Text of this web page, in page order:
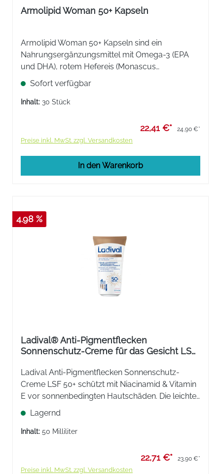
Armolipid Woman 50+ Kapseln
Armolipid Woman 50+ Kapseln sind ein
Nahrungsergänzungsmittel mit Omega-3 (EPA
und DHA), rotem Hefereis (Monascus
purpureus), Folsäure, Vitamin B6, Coenzym Q10
und Astaxanthinreichem Oleoresin aus der
Haematococcus pluvialis-Alge.
Sofort verfügbar
Inhalt: 30 Stück
22,41 €* 24,90 €*
Preise inkl. MwSt. zzgl. Versandkosten
In den Warenkorb
4.98 %
Ladival® Anti-Pigmentflecken
Sonnenschutz-Creme für das Gesicht LSF
Ladival Anti-Pigmentflecken Sonnenschutz-
Creme LSF 50+ schützt mit Niacinamid & Vitamin
E vor sonnenbedingten Hautschäden. Die leichte
Formel reduziert bestehende Flecken und beugt
neuen vor. Ideal als tägliche Make-up-Basis für
das Gesicht.
Lagernd
Inhalt: 50 Milliliter
22,71 €* 23,90 €*
Preise inkl. MwSt. zzgl. Versandkosten